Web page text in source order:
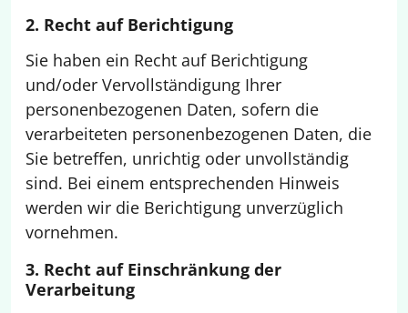
2. Recht auf Berichtigung
Sie haben ein Recht auf Berichtigung
und/oder Vervollständigung Ihrer
personenbezogenen Daten, sofern die
verarbeiteten personenbezogenen Daten, die
Sie betreffen, unrichtig oder unvollständig
sind. Bei einem entsprechenden Hinweis
werden wir die Berichtigung unverzüglich
vornehmen.
3. Recht auf Einschränkung der
Verarbeitung